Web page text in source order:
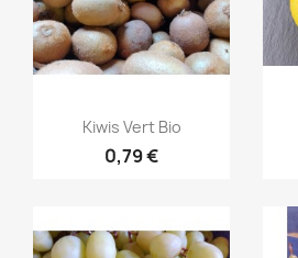
Aperçu rapide
Kiwis Vert Bio
0,79 €